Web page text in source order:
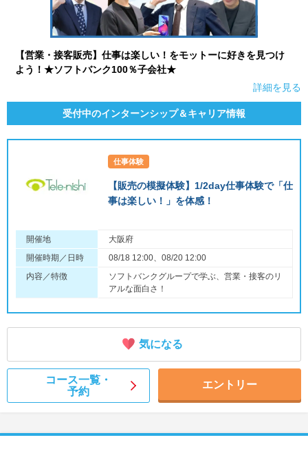
就活時事ニュースを更新 不明点があればこちら
【営業・接客販売】仕事は楽しい！をモットーに好きを見つけ
よう！★ソフトバンク100％子会社★
詳細を見る
受付中のインターンシップ＆キャリア情報
仕事体験
【販売の模擬体験】1/2day仕事体験で「仕
事は楽しい！」を体感！
開催地
大阪府
開催時期／日時
08/18 12:00、08/20 12:00
内容／特徴
ソフトバンクグループで学ぶ、営業・接客のリ
アルな面白さ！
気になる
コース一覧・
予約
エントリー